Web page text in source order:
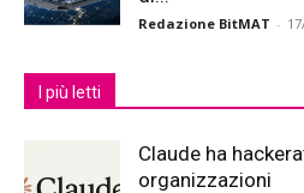
Redazione BitMAT -
I più letti
Claude ha
organizzazioni